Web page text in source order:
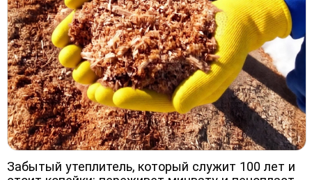
Забытый утеплитель, который служит 100 лет и